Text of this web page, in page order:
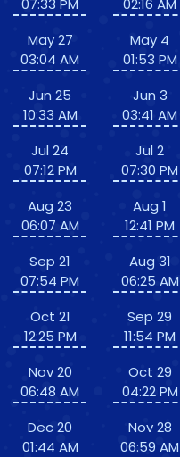
07:33 PM
May 27
03:04 AM
Jun 25
10:33 AM
Jul 24
07:12 PM
Aug 23
06:07 AM
Sep 21
07:54 PM
Oct 21
12:25 PM
Nov 20
06:48 AM
Dec 20
01:44 AM
02:16 AM
May 4
01:53 PM
Jun 3
03:41 AM
Jul 2
07:30 PM
Aug 1
12:41 PM
Aug 31
06:25 AM
Sep 29
11:54 PM
Oct 29
04:22 PM
Nov 28
06:59 AM